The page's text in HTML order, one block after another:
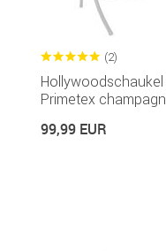
(2)
Primetex
99,99 EUR